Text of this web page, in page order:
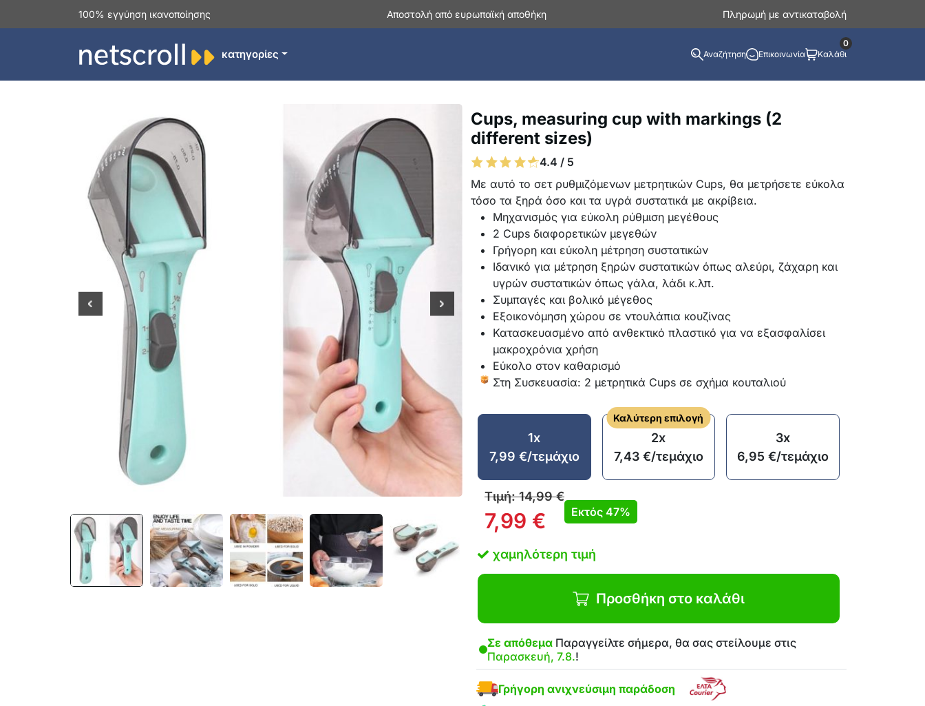
100% εγγύηση ικανοποίησης Αποστολή από ευρωπαϊκή αποθήκη Πληρωμή με αντικαταβολή
κατηγορίες Αναζήτηση Επικοινωνία Καλάθι
0
Cups, measuring cup with markings (2
different sizes)
4.4 / 5
Με αυτό το σετ ρυθμιζόμενων μετρητικών Cups, θα μετρήσετε εύκολα
τόσο τα ξηρά όσο και τα υγρά συστατικά με ακρίβεια.
Μηχανισμός για εύκολη ρύθμιση μεγέθους
2 Cups διαφορετικών μεγεθών
Γρήγορη και εύκολη μέτρηση συστατικών
Ιδανικό για μέτρηση ξηρών συστατικών όπως αλεύρι, ζάχαρη και
υγρών συστατικών όπως γάλα, λάδι κ.λπ.
Συμπαγές και βολικό μέγεθος
Εξοικονόμηση χώρου σε ντουλάπια κουζίνας
Κατασκευασμένο από ανθεκτικό πλαστικό για να εξασφαλίσει
μακροχρόνια χρήση
Εύκολο στον καθαρισμό
Στη Συσκευασία: 2 μετρητικά Cups σε σχήμα κουταλιού
1x
7,99 €/τεμάχιο
Καλύτερη επιλογή
2x
7,43 €/τεμάχιο
3x
6,95€/τεμάχιο
Τιμή:14,99€
7,99 € Εκτός 47%
χαμηλότερη τιμή
Προσθήκη στο καλάθι
Σε απόθεμα Παραγγείλτε σήμερα, θα σας στείλουμε στις
Παρασκευή, 7.8.!
Γρήγορη ανιχνεύσιμη παράδοση